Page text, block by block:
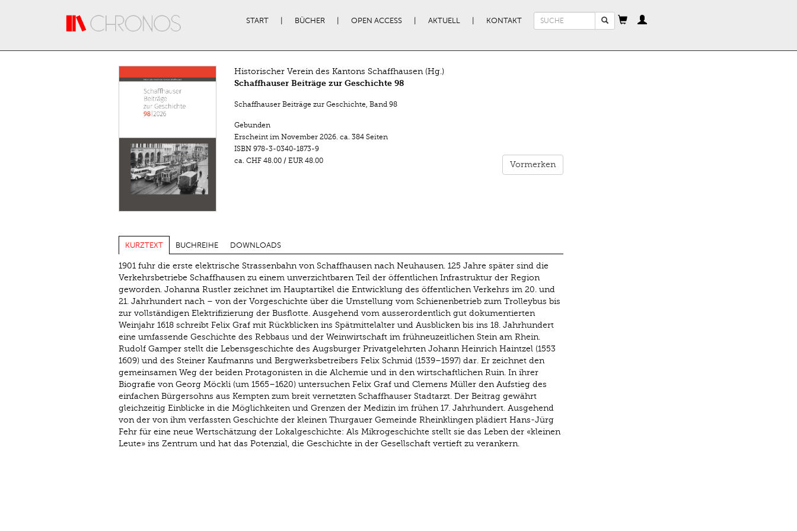
START BÜCHER OPEN ACCESS AKTUELL KONTAKT
Suchformular
Historischer Verein des Kantons Schaffhausen (Hg.)
Schaffhauser Beiträge zur Geschichte 98
Schaffhauser Beiträge zur Geschichte, Band 98
Gebunden
Erscheint im November 2026. ca. 384 Seiten
ISBN 978-3-0340-1873-9
ca. CHF 48.00/ EUR 48.00 Vormerken
KURZTEXT BUCHREIHE DOWNLOADS
1901 fuhr die erste elektrische Strassenbahn von Schaffhausen nach Neuhausen. 125 Jahre später sind die
Verkehrsbetriebe Schaffhausen zu einem unverzichtbaren Teil der öffentlichen Infrastruktur der Region
geworden. Johanna Rustler zeichnet im Hauptartikel die Entwicklung des öffentlichen Verkehrs im 20. und
21. Jahrhundert nach – von der Vorgeschichte über die Umstellung vom Schienenbetrieb zum Trolleybus bis
zur vollständigen Elektrifizierung der Busflotte. Ausgehend vom ausserordentlich gut dokumentierten
Weinjahr 1618 schreibt Felix Graf mit Rückblicken ins Spätmittelalter und Ausblicken bis ins 18. Jahrhundert
eine umfassende Geschichte des Rebbaus und der Weinwirtschaft im frühneuzeitlichen Stein am Rhein.
Rudolf Gamper stellt die Lebensgeschichte des Augsburger Privatgelehrten Johann Heinrich Haintzel (1553
1609) und des Steiner Kaufmanns und Bergwerksbetreibers Felix Schmid (1539–1597) dar. Er zeichnet den
gemeinsamen Weg der beiden Protagonisten in die Alchemie und in den wirtschaftlichen Ruin. In ihrer
Biografie von Georg Möckli (um 1565–1620) untersuchen Felix Graf und Clemens Müller den Aufstieg des
einfachen Bürgersohns aus Kempten zum breit vernetzten Schaffhauser Stadtarzt. Der Beitrag gewährt
gleichzeitig Einblicke in die Möglichkeiten und Grenzen der Medizin im frühen 17. Jahrhundert. Ausgehend
von der von ihm verfassten Geschichte der kleinen Thurgauer Gemeinde Rheinklingen plädiert Hans-Jürg
Fehr für eine neue Wertschätzung der Lokalgeschichte: Als Mikrogeschichte stellt sie das Leben der «kleinen
Leute» ins Zentrum und hat das Potenzial, die Geschichte in der Gesellschaft vertieft zu verankern.